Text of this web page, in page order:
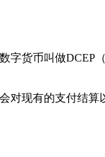
货币叫做DCEP（
对现有的支付结